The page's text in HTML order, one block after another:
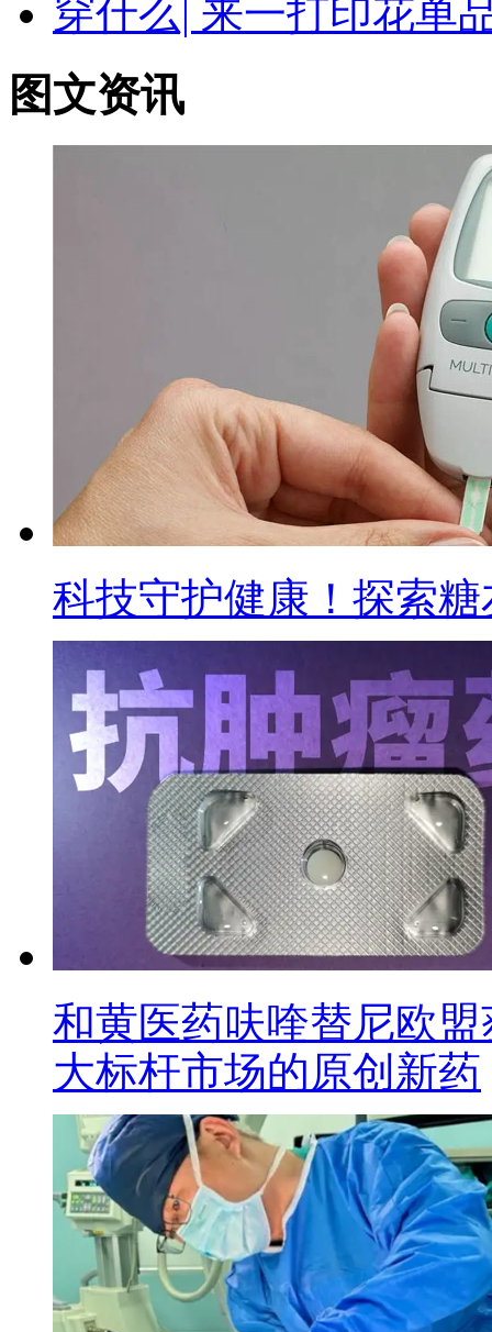
穿什么| 来一打印花单
图文资讯
科技守护健康！探索
和黄医药呋喹替尼欧
大标杆市场的原创新药